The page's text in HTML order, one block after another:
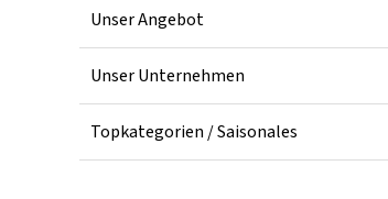
Unser Angebot
Unser Unternehmen
Topkategorien / Saisonales